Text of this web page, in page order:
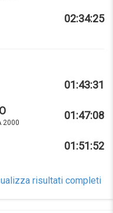
02:34:25
01:43:31
2000
01:47:08
01:51:52
risultati completi